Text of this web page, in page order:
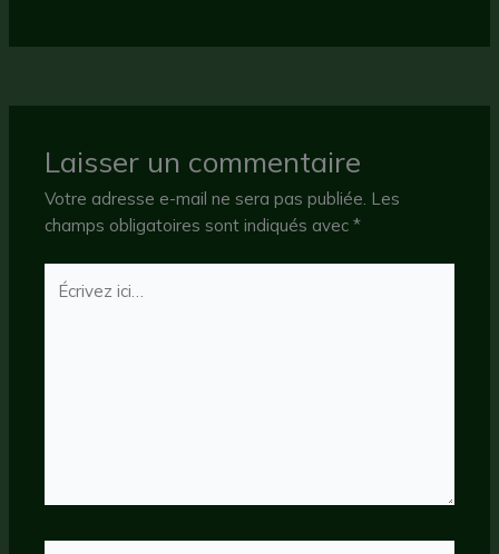
Laisser un commentaire
Votre adresse e-mail ne sera pas publiée. Les
champs obligatoires sont indiqués avec*
Écrivez
ici…